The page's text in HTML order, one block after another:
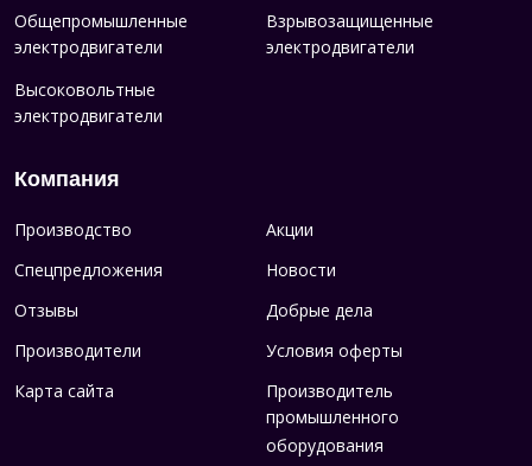
Общепромышленные
электродвигатели
Взрывозащищенные
электродвигатели
Высоковольтные
электродвигатели
Компания
Производство
Акции
Спецпредложения
Новости
Отзывы
Добрые дела
Производители
Условия оферты
Карта сайта
Производитель
промышленного
оборудования